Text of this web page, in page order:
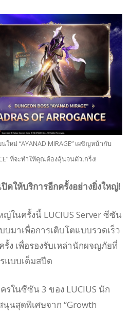
หม่ “AYANAD MIRAGE” เผชิญหน้ากับ
ที่จะทำให้คุณต้องลุ้นจนตัวเกร็ง!
ดให้บริการอีกครั้งอย่างยิ่งใหญ่!
ในครั้งนี้ LUCIUS Server ซีซัน
บมาเพื่อการเติบโตแบบรวดเร็ว
ง เพื่อรองรับเหล่านักผจญภัยที่
แบบเต็มสปีด
รในซีซัน 3 ของ LUCIUS นัก
นสุดพิเศษจาก “Growth